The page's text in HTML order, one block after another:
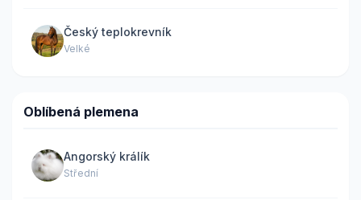
Český teplokrevník
Velké
Oblíbená plemena
Angorský králík
Střední